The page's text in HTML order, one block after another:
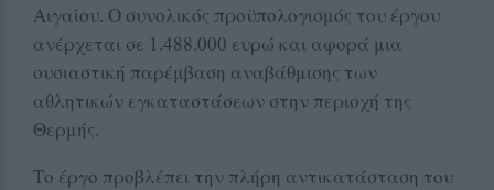
Αιγαίου. Ο συνολικός προϋπολογισμός του έργου
ανέρχεται σε 1.488.000 ευρώ και αφορά μια
ουσιαστική παρέμβαση αναβάθμισης των
αθλητικών εγκαταστάσεων στην περιοχή της
Θερμής.
Το έργο προβλέπει την πλήρη αντικατάσταση του